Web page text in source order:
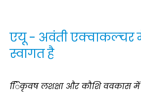
एयू - अवंती
स्वागत है
ििकृवष लशक्षा और कौशि ववकास में